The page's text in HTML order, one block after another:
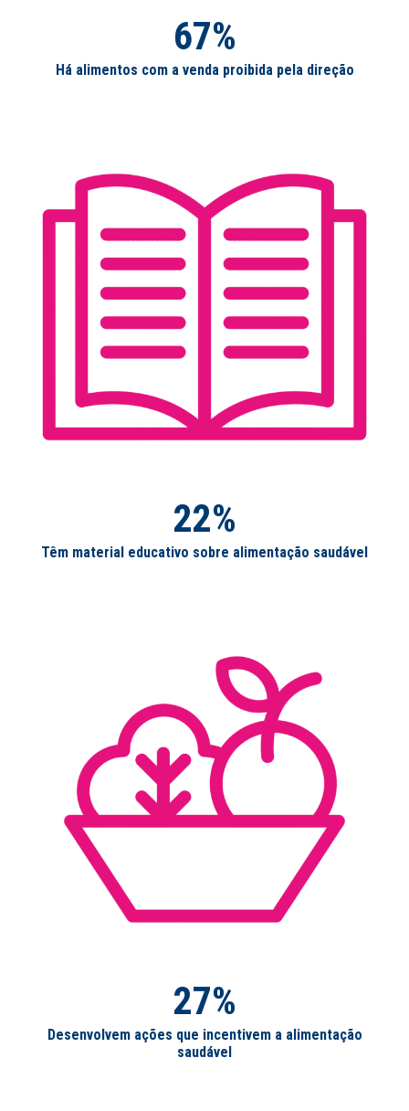
67%
Há alimentos com a venda proibida pela direção
22%
Têm material educativo sobre alimentação saudável
27%
Desenvolvem ações que incentivem a alimentação
saudável